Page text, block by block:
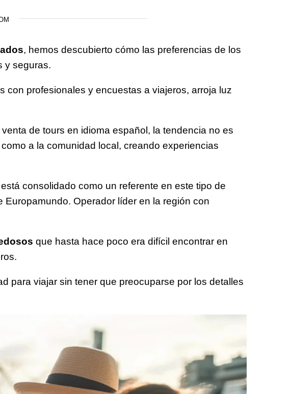
, hemos descubierto cómo las preferencias de los
y seguras.
con profesionales y encuestas a viajeros, arroja luz
de tours en idioma español, la tendencia no es
a la comunidad local, creando experiencias
consolidado como un referente en este tipo de
Operador líder en la región con
que hasta hace poco era difícil encontrar en
para viajar sin tener que preocuparse por los detalles